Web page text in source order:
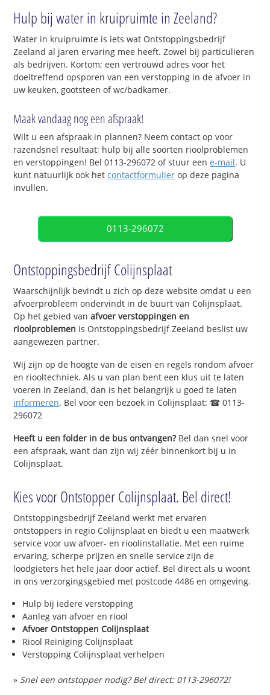
Hulp bij water in kruipruimte in Zeeland?
Water in kruipruimte is iets wat Ontstoppingsbedrijf
Zeeland al jaren ervaring mee heeft. Zowel bij particulieren
als bedrijven. Kortom; een vertrouwd adres voor het
doeltreffend opsporen van een verstopping in de afvoer in
uw keuken, gootsteen of wc/badkamer.
Maak vandaag nog een afspraak!
Wilt u een afspraak in plannen? Neem contact op voor
razendsnel resultaat; hulp bij alle soorten rioolproblemen
en verstoppingen! Bel 0113-296072 of stuur eene-mail. U
kunt natuurlijk ook hetcontactformulier op deze pagina
invullen.
0113-296072
Ontstoppingsbedrijf Colijnsplaat
Waarschijnlijk bevindt u zich op deze website omdat u een
afvoerprobleem ondervindt in de buurt van Colijnsplaat.
Op het gebied vanafvoer verstoppingen en
rioolproblemen is Ontstoppingsbedrijf Zeeland beslist uw
aangewezen partner.
Wij zijn op de hoogte van de eisen en regels rondom afvoer
en riooltechniek. Als u van plan bent een klus uit te laten
voeren in Zeeland, dan is het belangrijk u goed te laten
informeren. Bel voor een bezoek in Colijnsplaat: ☎ 0113-
296072
Heeft u een folder in de bus ontvangen?Bel dan snel voor
een afspraak, want dan zijn wij zéér binnenkort bij u in
Colijnsplaat.
Kies voor Ontstopper Colijnsplaat. Bel direct!
Ontstoppingsbedrijf Zeeland werkt met ervaren
ontstoppers in regio Colijnsplaat en biedt u een maatwerk
service voor uw afvoer- en rioolinstallatie. Met een ruime
ervaring, scherpe prijzen en snelle service zijn de
loodgieters het hele jaar door actief. Bel direct als u woont
in ons verzorgingsgebied met postcode 4486 en omgeving.
Hulp bij iedere verstopping
Aanleg van afvoer en riool
Afvoer Ontstoppen Colijnsplaat
Riool Reiniging Colijnsplaat
Verstopping Colijnsplaat verhelpen
» Snel een ontstopper nodig? Bel direct: 0113-296072!